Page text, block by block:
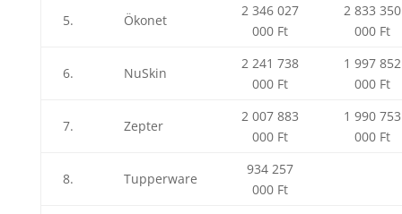
5. Ökonet
2 346 027
000 Ft
2 833 350
000 Ft
6. NuSkin
2 241 738
000 Ft
1 997 852
000 Ft
7. Zepter
2 007 883
000 Ft
1 990 753
000 Ft
8. Tupperware
934 257
000 Ft